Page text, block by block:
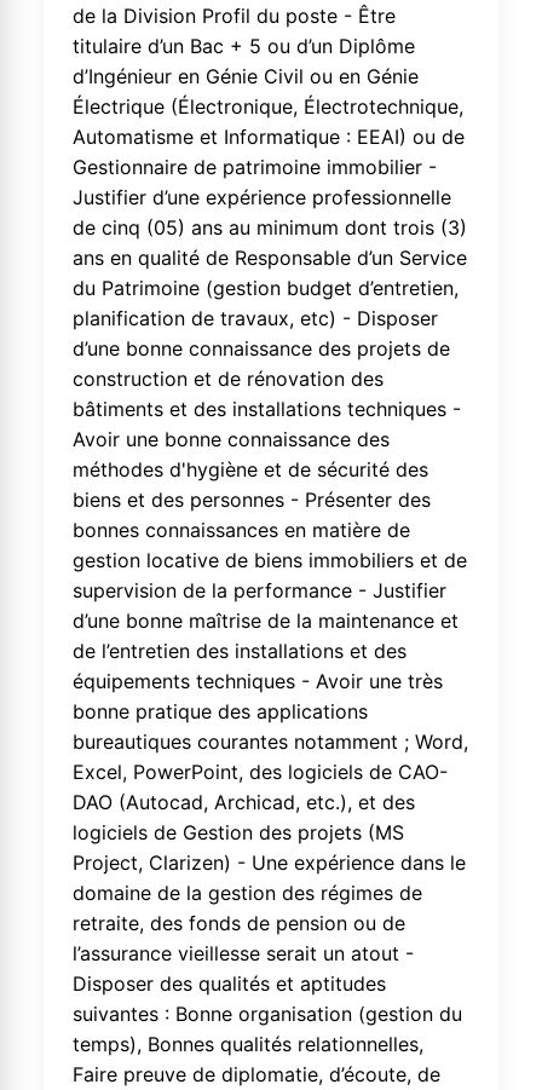
de la Division Profil du poste - Être
titulaire d’un Bac + 5 ou d’un Diplôme
d’Ingénieur en Génie Civil ou en Génie
Électrique (Électronique, Électrotechnique,
Automatisme et Informatique : EEAI) ou de
Gestionnaire de patrimoine immobilier -
Justifier d’une expérience professionnelle
de cinq (05) ans au minimum dont trois (3)
ans en qualité de Responsable d’un Service
du Patrimoine (gestion budget d’entretien,
planification de travaux, etc) - Disposer
d’une bonne connaissance des projets de
construction et de rénovation des
bâtiments et des installations techniques -
Avoir une bonne connaissance des
méthodes d'hygiène et de sécurité des
biens et des personnes - Présenter des
bonnes connaissances en matière de
gestion locative de biens immobiliers et de
supervision de la performance - Justifier
d’une bonne maîtrise de la maintenance et
de l’entretien des installations et des
équipements techniques - Avoir une très
bonne pratique des applications
bureautiques courantes notamment ; Word,
Excel, PowerPoint, des logiciels de CAO-
DAO (Autocad, Archicad, etc.), et des
logiciels de Gestion des projets (MS
Project, Clarizen) - Une expérience dans le
domaine de la gestion des régimes de
retraite, des fonds de pension ou de
l’assurance vieillesse serait un atout -
Disposer des qualités et aptitudes
suivantes : Bonne organisation (gestion du
temps), Bonnes qualités relationnelles,
Faire preuve de diplomatie, d’écoute, de